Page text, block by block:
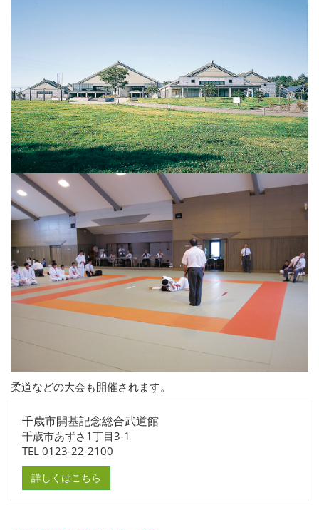
柔道などの大会も開催されます。
千歳市開基記念総合武道館
千歳市あずさ1丁目3-1
TEL 0123-22-2100
詳しくはこちら